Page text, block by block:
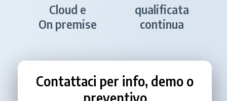
Cloud e
On premise
qualificata
continua
Contattaci per info, demo o